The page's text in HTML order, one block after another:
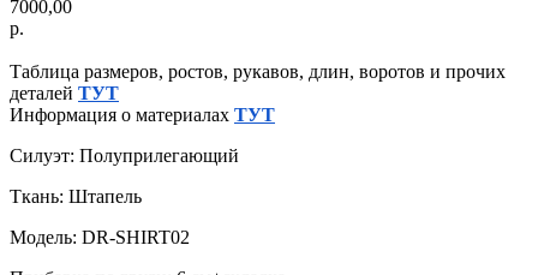
7000,00
р.
Таблица размеров, ростов, рукавов, длин, воротов и прочих
деталей ТУТ
Информация о материалах ТУТ
Силуэт: Полуприлегающий
Ткань: Штапель
Модель: DR-SHIRT02